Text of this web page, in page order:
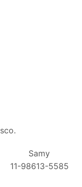
Samy
11-98613-5585